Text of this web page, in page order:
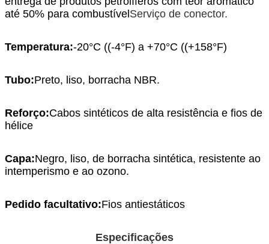
até 50% para combustívelServiço de conector.
Temperatura:-20°C ((-4°F) a +70°C ((+158°F)
Tubo:Preto, liso, borracha NBR.
Reforço:Cabos sintéticos de alta resistência e fios de
hélice
Capa:Negro, liso, de borracha sintética, resistente ao
intemperismo e ao ozono.
Pedido facultativo:Fios antiestáticos
Especificações